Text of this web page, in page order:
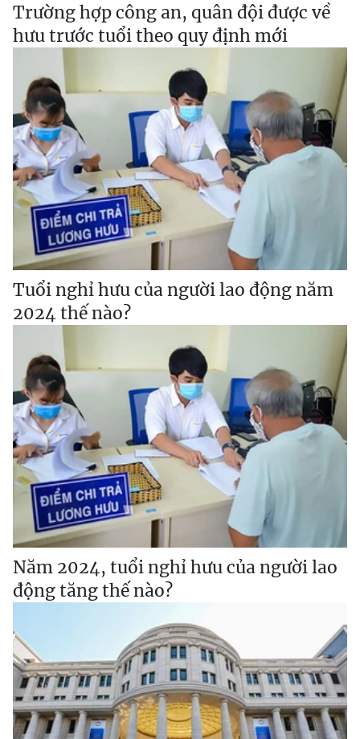
Trường hợp công an, quân đội được về
hưu trước tuổi theo quy định mới
Tuổi nghỉ hưu của người lao động năm
2024 thế nào?
Năm 2024, tuổi nghỉ hưu của người lao
động tăng thế nào?